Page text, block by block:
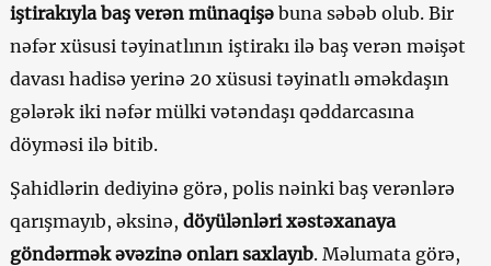
iştirakıyla baş verən münaqişə buna səbəb olub. Bir
nəfər xüsusi təyinatlının iştirakı ilə baş verən məişət
davası hadisə yerinə 20 xüsusi təyinatlı əməkdaşın
gələrək iki nəfər mülki vətəndaşı qəddarcasına
döyməsi ilə bitib.
Şahidlərin dediyinə görə, polis nəinki baş verənlərə
qarışmayıb, əksinə, döyülənləri xəstəxanaya
göndərmək əvəzinə onları saxlayıb. Məlumata görə,